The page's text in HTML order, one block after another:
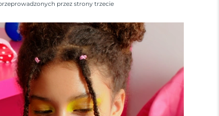
przez strony trzecie